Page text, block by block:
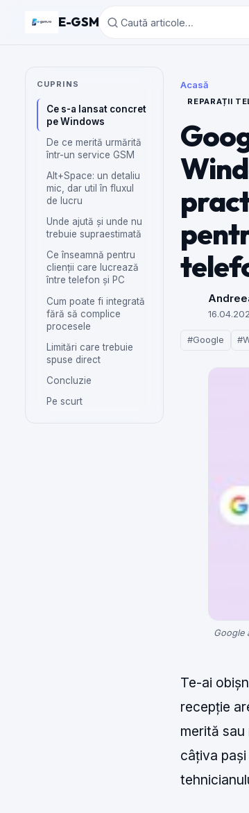
E-GSM
CUPRINS
Ce s-a lansat concret
pe Windows
De ce merită urmărită
într-un service GSM
Alt+Space: un detaliu
mic, dar util în fluxul
de lucru
Unde ajută și unde nu
trebuie supraestimată
Ce înseamnă pentru
clienții care lucrează
între telefon și PC
Cum poate fi integrată
fără să complice
procesele
Limitări care trebuie
spuse direct
Concluzie
Pe scurt
Acasă
REPARAȚII
#Google
Google
Te-ai
recepție
merită
câțiva